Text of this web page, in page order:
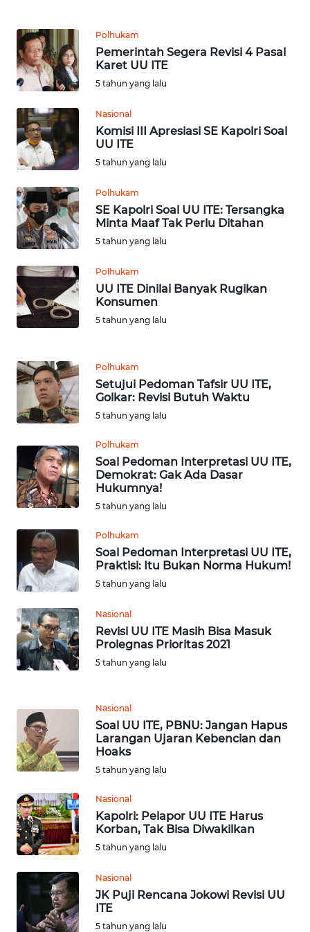
Polhukam
Pemerintah Segera Revisi 4 Pasal
Karet UU ITE
5 tahun yang lalu
Nasional
Komisi III Apresiasi SE Kapolri Soal
UU ITE
5 tahun yang lalu
Polhukam
SE Kapolri Soal UU ITE: Tersangka
Minta Maaf Tak Perlu Ditahan
5 tahun yang lalu
Polhukam
UU ITE Dinilai Banyak Rugikan
Konsumen
5 tahun yang lalu
Polhukam
Setujui Pedoman Tafsir UU ITE,
Golkar: Revisi Butuh Waktu
5 tahun yang lalu
Polhukam
Soal Pedoman Interpretasi UU ITE,
Demokrat: Gak Ada Dasar
Hukumnya!
5 tahun yang lalu
Polhukam
Soal Pedoman Interpretasi UU ITE,
Praktisi: Itu Bukan Norma Hukum!
5 tahun yang lalu
Nasional
Revisi UU ITE Masih Bisa Masuk
Prolegnas Prioritas 2021
5 tahun yang lalu
Nasional
Soal UU ITE, PBNU: Jangan Hapus
Larangan Ujaran Kebencian dan
Hoaks
5 tahun yang lalu
Nasional
Kapolri: Pelapor UU ITE Harus
Korban, Tak Bisa Diwakilkan
5 tahun yang lalu
Nasional
JK Puji Rencana Jokowi Revisi UU
ITE
5 tahun yang lalu
WN
JABAR
WN
BANTEN
WN
NTT
KEPRI
WN
PAPUA
PAPUA
BARAT
RIAU
WN
SERAMBI
WN
JAMBI
WN
WN
NTB
WN
SULTENG
WN
SULBAR
WN
BABEL
WN
SUMBAR
WN
SUMSEL
BENGKULU
WN
LAMPUNG